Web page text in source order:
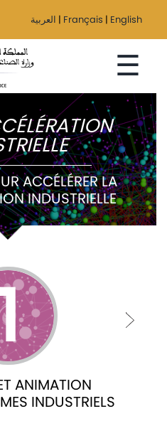
العربية | Français | English
☰
ACCÉLÉRER LA
INDUSTRIELLE
ANIMATION
INDUSTRIELS